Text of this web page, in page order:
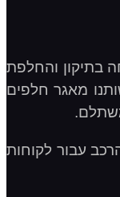
בתיקון והחלפת
מאגר חלפים
עבור לקוחות